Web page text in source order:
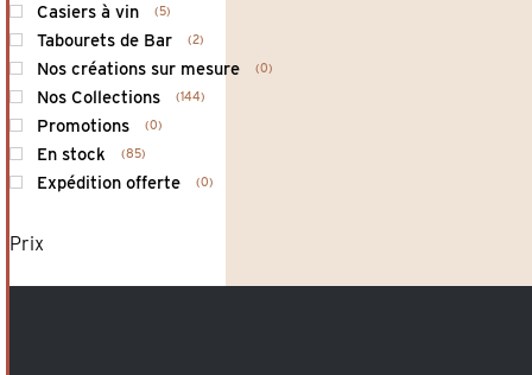
Casiers à vin 5
Tabourets de Bar 2
Nos créations sur mesure 0
Nos Collections 144
Promotions 0
En stock 85
Expédition offerte 0
Prix